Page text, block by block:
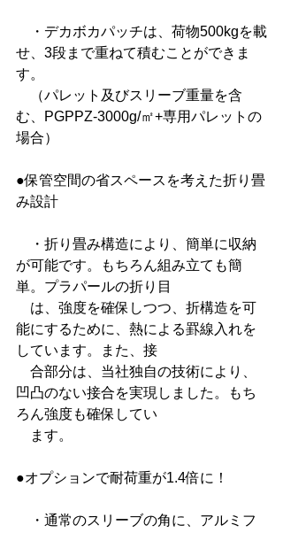
・デカボカパッチは、荷物500kgを載
せ、3段まで重ねて積むことができま
す。
（パレット及びスリーブ重量を含
む、PGPPZ-3000g/㎡+専用パレットの
場合）
●保管空間の省スペースを考えた折り畳
み設計
・折り畳み構造により、簡単に収納
が可能です。もちろん組み立ても簡
単。プラパールの折り目
は、強度を確保しつつ、折構造を可
能にするために、熱による罫線入れを
しています。また、接
合部分は、当社独自の技術により、
凹凸のない接合を実現しました。もち
ろん強度も確保してい
ます。
●オプションで耐荷重が1.4倍に！
・通常のスリーブの角に、アルミフ